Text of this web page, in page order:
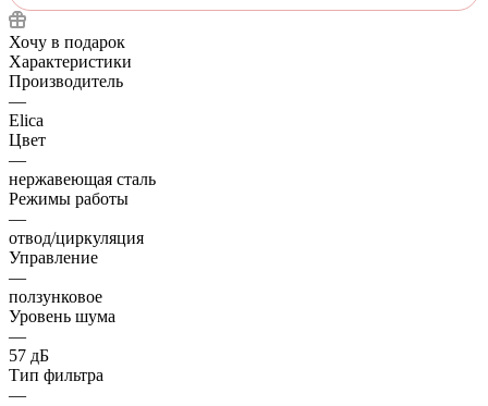
Хочу в подарок
Характеристики
Производитель
—
Elica
Цвет
—
нержавеющая сталь
Режимы работы
—
отвод/циркуляция
Управление
—
ползунковое
Уровень шума
—
57 дБ
Тип фильтра
—